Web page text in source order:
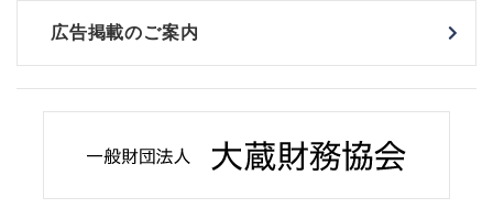
広告掲載のご案内